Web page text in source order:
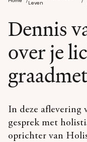
Leven
Dennis
over je
In deze aflevering
gesprek met
oprichter van